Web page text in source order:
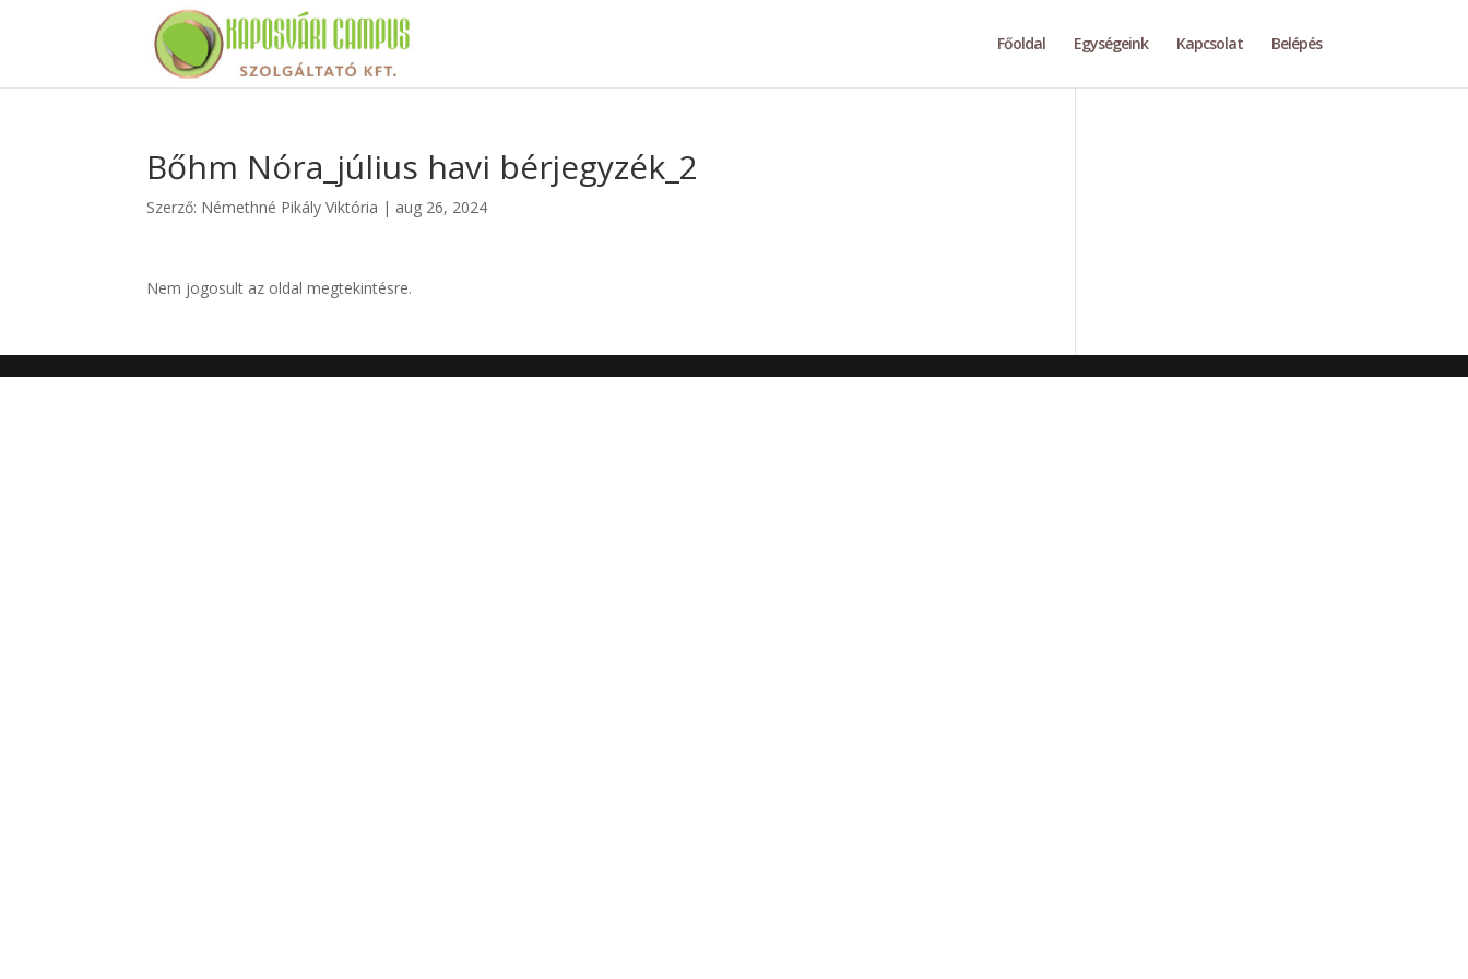
Főoldal Egységeink Kapcsolat Belépés
Bőhm Nóra_július havi bérjegyzék_2
Szerző: Némethné Pikály Viktória | aug 26, 2024
Nem jogosult az oldal megtekintésre.